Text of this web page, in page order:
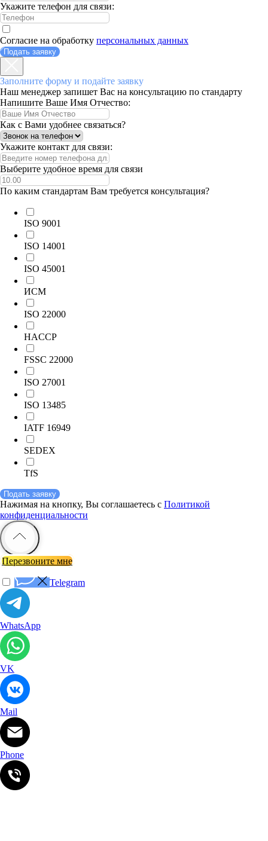
Укажите телефон для связи:
Согласие на обработку персональных данных
Подать заявку
Заполните форму и подайте заявку
Наш менеджер запишет Вас на консультацию по стандарту
Напишите Ваше Имя Отчество:
Как с Вами удобнее связаться?
Укажите контакт для связи:
Выберите удобное время для связи
По каким стандартам Вам требуется консультация?
ISO 9001
ISO 14001
ISO 45001
ИСМ
ISO 22000
HACCP
FSSC 22000
ISO 27001
ISO 13485
IATF 16949
SEDEX
TfS
Подать заявку
Нажимая на кнопку, Вы соглашаетесь с Политикой
конфиденциальности
Перезвоните мне
Telegram
WhatsApp
VK
Mail
Phone